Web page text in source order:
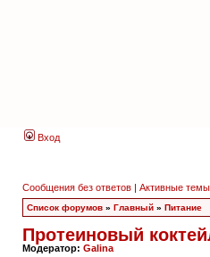
Вход
Сообщения без ответов | Активные темы
Список форумов » Главный » Питание
Протеиновый
Модератор: Galina